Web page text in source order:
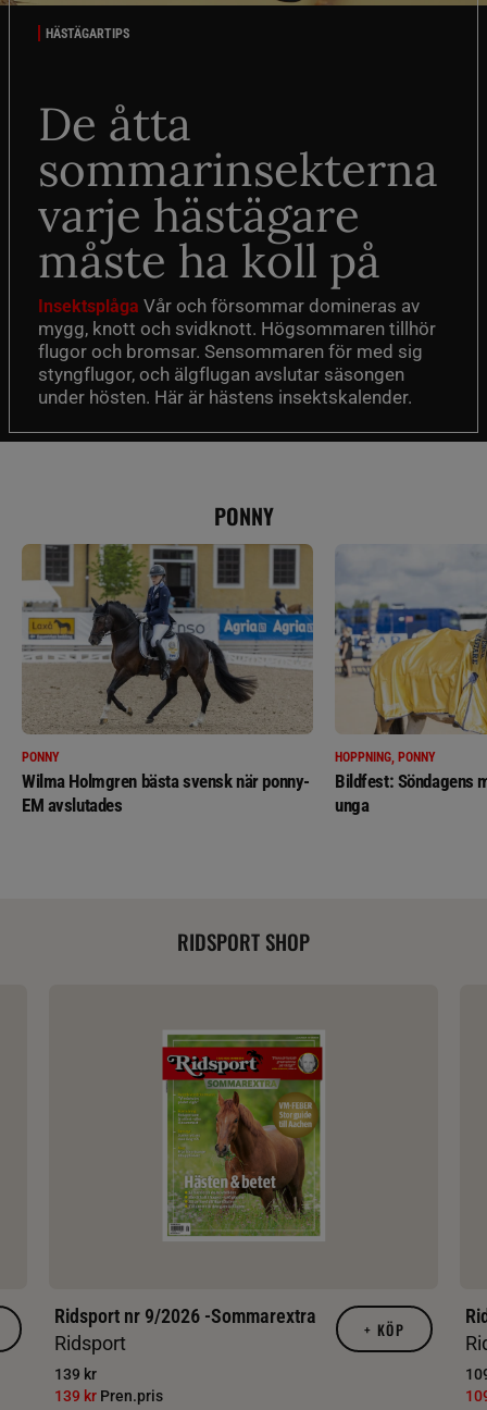
HÄSTÄGARTIPS
De åtta
sommarinsekterna
varje hästägare
måste ha koll på
Insektsplåga Vår och försommar domineras av
mygg, knott och svidknott. Högsommaren tillhör
flugor och bromsar. Sensommaren för med sig
styngflugor, och älgflugan avslutar säsongen
under hösten. Här är hästens insektskalender.
PONNY
PONNY
Wilma Holmgren bästa svensk när ponny-
EM avslutades
HOPPNING, PONNY
Bildfest: Söndagens
unga
RIDSPORT SHOP
Ridsport nr 9/2026 -Sommarextra
Ridsport
139 kr
139 kr Pren.pris
+ KÖP